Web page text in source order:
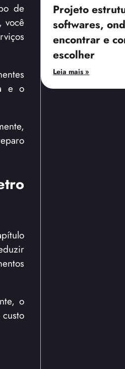
de
você
e o
o
Projeto
softwares,
encontrar e
escolher
Leia mais »